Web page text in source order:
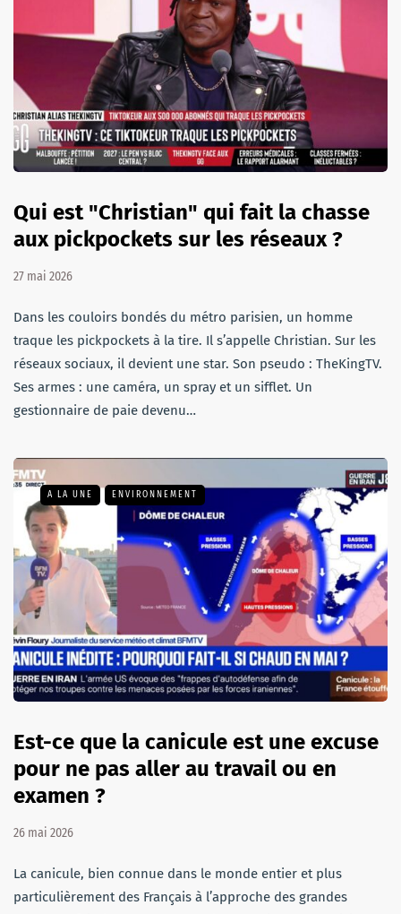
Qui est "Christian" qui fait la chasse
aux pickpockets sur les réseaux ?
27 mai 2026
Dans les couloirs bondés du métro parisien, un homme
traque les pickpockets à la tire. Il s’appelle Christian. Sur les
réseaux sociaux, il devient une star. Son pseudo : TheKingTV.
Ses armes : une caméra, un spray et un sifflet. Un
gestionnaire de paie devenu…
A LA UNE ENVIRONNEMENT
Est-ce que la canicule est une excuse
pour ne pas aller au travail ou en
examen ?
26 mai 2026
La canicule, bien connue dans le monde entier et plus
particulièrement des Français à l’approche des grandes